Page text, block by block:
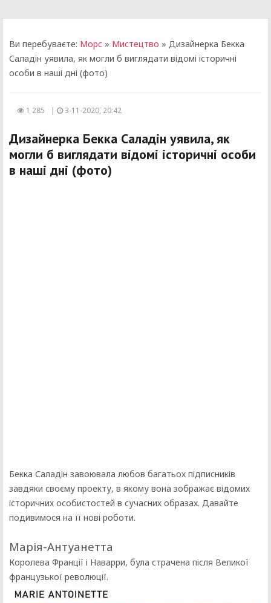
Ви перебуваєте: Морс » Мистецтво » Дизайнерка Бекка
Саладін уявила, як могли б виглядати відомі історичні
особи в наші дні (фото)
1 285 | 3-11-2020, 20:42
Дизайнерка Бекка Саладін уявила, як
могли б виглядати відомі історичні особи
в наші дні (фото)
Бекка Саладін завоювала любов багатьох підписників
завдяки своєму проекту, в якому вона зображає відомих
історичних особистостей в сучасних образах. Давайте
подивимося на її нові роботи.
Марія-Антуанетта
Королева Франції і Наварри, була страчена після Великої
французької революції.